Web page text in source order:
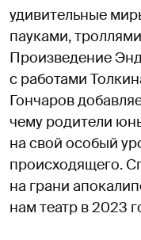
удивительные
пауками,
Произведение
с работами
Гончаров
чему родители
на свой особый
происходящего.
на грани
нам театр в 2023